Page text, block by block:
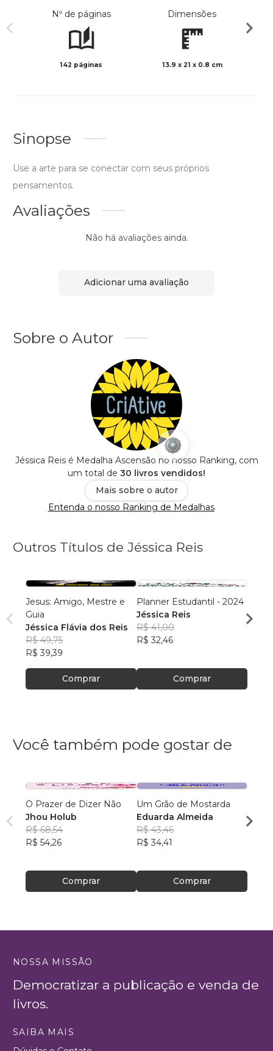
Nº de páginas
142 páginas
Dimensões
13.9 x 21 x 0.8 cm
Sinopse
Use a arte para se conectar com seus próprios
pensamentos.
Avaliações
Não há avaliações ainda.
Adicionar uma avaliação
Sobre o Autor
Jéssica Reis é Medalha Ascensão no nosso Ranking, com
um total de 30 livros vendidos!
Mais sobre o autor
Entenda o nosso Ranking de Medalhas
Outros Títulos de Jéssica Reis
Jesus: Amigo, Mestre e
Guia
Jéssica Flávia dos Reis
R$ 49,75
R$ 39,39
Comprar
Planner Estudantil - 2024
Jéssica Reis
R$ 41,00
R$ 32,46
Comprar
R$
Você também pode gostar de
O Prazer de Dizer Não
Jhou Holub
R$ 68,54
R$ 54,26
Comprar
Um Grão de Mostarda
Eduarda Almeida
R$ 43,46
R$ 34,41
Comprar
Ellen
NOSSA MISSÃO
Democratizar a publicação e venda de
livros.
SAIBA MAIS